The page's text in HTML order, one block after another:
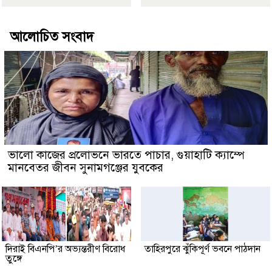
আলোচিত সংবাদ
ভালো কাজের প্রলোভনে ভারতে পাচার, গুয়াহাটি ক্যাম্পে
মানবেতর জীবন সুনামগঞ্জের যুবকের
দিরাই বিএনপি’র অভ্যন্তরীণ বিরোধ
তুঙ্গে
তাহিরপুরে ঝুঁকিপূর্ণ ভবনে পাঠদান